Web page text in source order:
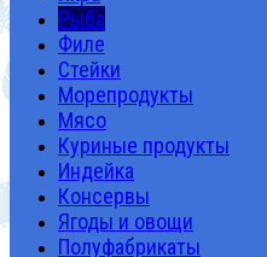
Рыба
Филе
Стейки
Морепродукты
Мясо
Куриные продукты
Индейка
Консервы
Ягоды и овощи
Полуфабрикаты